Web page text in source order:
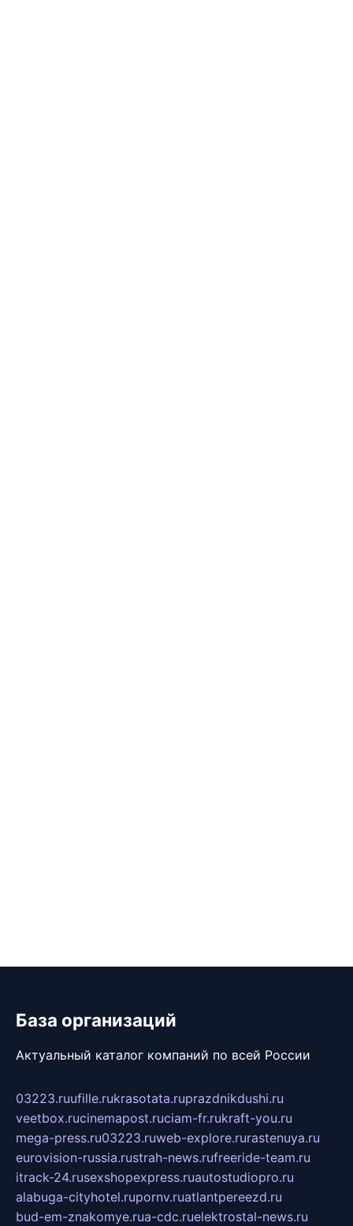
База организаций
Актуальный каталог компаний по всей России
03223.ruufille.rukrasotata.ruprazdnikdushi.ru
veetbox.rucinemapost.ruciam-fr.rukraft-you.ru
mega-press.ru03223.ruweb-explore.rurastenuya.ru
eurovision-russia.rustrah-news.rufreeride-team.ru
itrack-24.rusexshopexpress.ruautostudiopro.ru
alabuga-cityhotel.rupornv.ruatlantpereezd.ru
bud-em-znakomye.rua-cdc.ruelektrostal-news.ru